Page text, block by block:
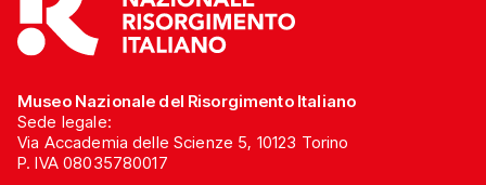
Museo Nazionale del Risorgimento Italiano
Sede legale:
Via Accademia delle Scienze 5, 10123 Torino
P. IVA 08035780017